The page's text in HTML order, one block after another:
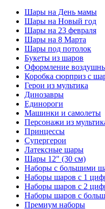
Шары на День мамы
Шары на Новый год
Шары на 23 февраля
Шары на 8 Марта
Шары под потолок
Букеты из шаров
Оформление
Коробка сюрприз с
Герои из мультика
Динозавры
Единороги
Машинки и самолеты
Персонажи из
Принцессы
Супергерои
Латексные шары
Шары 12" (30 см)
Наборы с большими
Наборы шаров с 1
Наборы шаров с 2
Наборы шаров с
Премиум наборы